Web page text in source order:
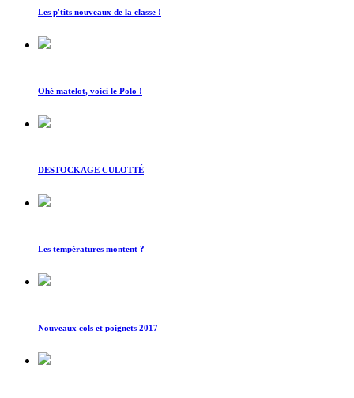
Les p'tits nouveaux de la classe !
Ohé matelot, voici le Polo !
DESTOCKAGE CULOTTÉ
Les températures montent ?
Nouveaux cols et poignets 2017